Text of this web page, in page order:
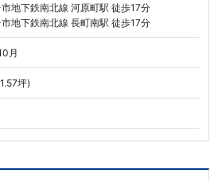
地下鉄南北線 河原町駅 徒歩17分
地下鉄南北線 長町南駅 徒歩17分
月
坪)